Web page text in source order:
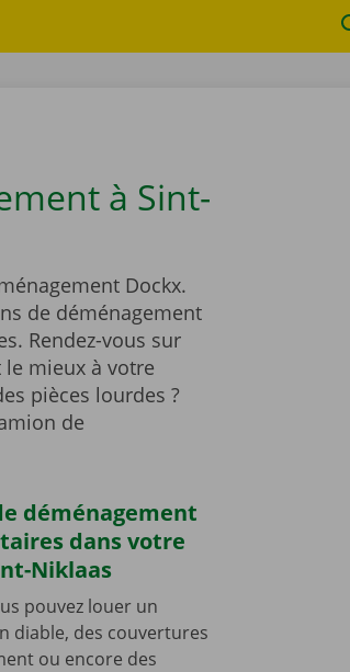
à Sint-
Dockx.
de déménagement
Rendez-vous sur
mieux à votre
pièces lourdes ?
de
déménagement
dans votre
Niklaas
pouvez louer un
diable, des couvertures
ou encore des